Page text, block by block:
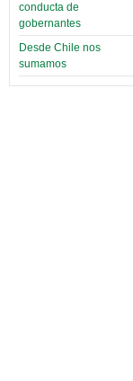
conducta de
gobernantes
Desde Chile nos
sumamos